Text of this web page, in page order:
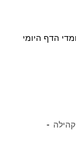
קהילה